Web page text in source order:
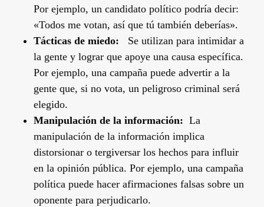
Por ejemplo, un candidato político podría decir:
«Todos me votan, así que tú también deberías».
Tácticas de miedo: Se utilizan para intimidar a
la gente y lograr que apoye una causa específica.
Por ejemplo, una campaña puede advertir a la
gente que, si no vota, un peligroso criminal será
elegido.
Manipulación de la información: La
manipulación de la información implica
distorsionar o tergiversar los hechos para influir
en la opinión pública. Por ejemplo, una campaña
política puede hacer afirmaciones falsas sobre un
oponente para perjudicarlo.